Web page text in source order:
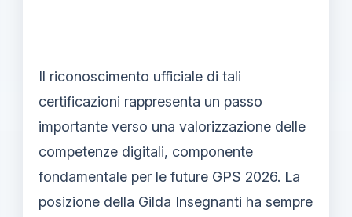
Il riconoscimento ufficiale di tali
certificazioni rappresenta un passo
importante verso una valorizzazione delle
competenze digitali, componente
fondamentale per le future GPS 2026. La
posizione della Gilda Insegnanti ha sempre